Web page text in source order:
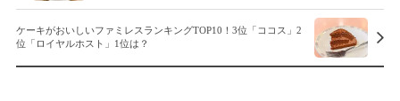
ケーキがおいしいファミレスランキングTOP10！3位「ココス」2
位「ロイヤルホスト」1位は？